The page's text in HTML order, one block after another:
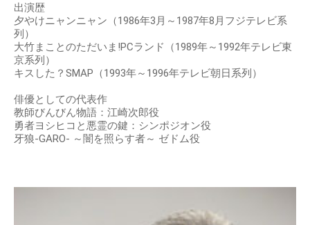
出演歴
夕やけニャンニャン（1986年3月～1987年8月フジテレビ系
列）
大竹まことのただいま!PCランド（1989年～1992年テレビ東
京系列）
キスした？SMAP（1993年～1996年テレビ朝日系列）
俳優としての代表作
教師びんびん物語：江崎次郎役
勇者ヨシヒコと悪霊の鍵：シンポジオン役
牙狼-GARO- ～闇を照らす者～ ゼドム役